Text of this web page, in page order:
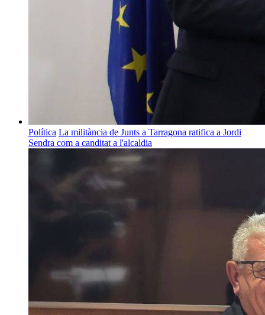
Política La militància de Junts a Tarragona ratifica a Jordi
Sendra com a canditat a l'alcaldia